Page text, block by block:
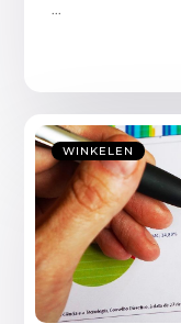
...
WINKELEN